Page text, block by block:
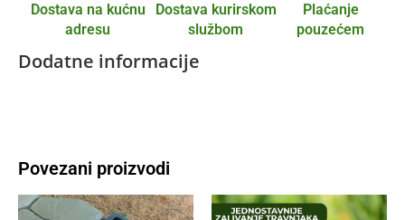
Dostava na kućnu
adresu
Dostava kurirskom
službom
Plaćanje
pouzećem
Dodatne informacije
Povezani proizvodi